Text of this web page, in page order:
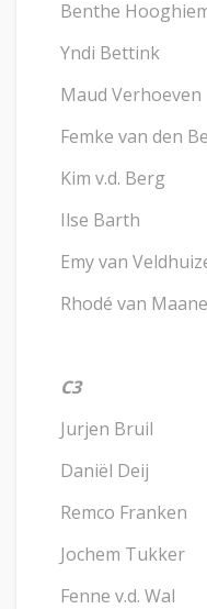
Benthe
Yndi Bettink
Maud Verhoeven
Femke van den
Kim v.d. Berg
Ilse Barth
Emy van
Rhodé van
C3
Jurjen Bruil
Daniël Deij
Remco Franken
Jochem Tukker
Fenne v.d. Wal